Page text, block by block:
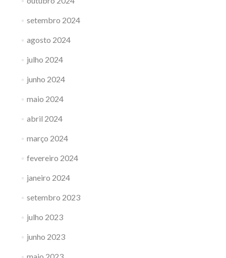
setembro 2024
agosto 2024
julho 2024
junho 2024
maio 2024
abril 2024
março 2024
fevereiro 2024
janeiro 2024
setembro 2023
julho 2023
junho 2023